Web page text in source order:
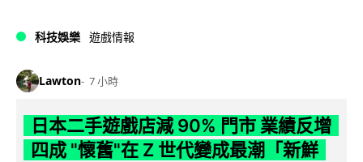
科技娛樂 遊戲情報
Lawton 7 小時
日本二手遊戲店減 90% 門市 業績反增
四成 "懷舊"在 Z 世代變成最潮「新鮮